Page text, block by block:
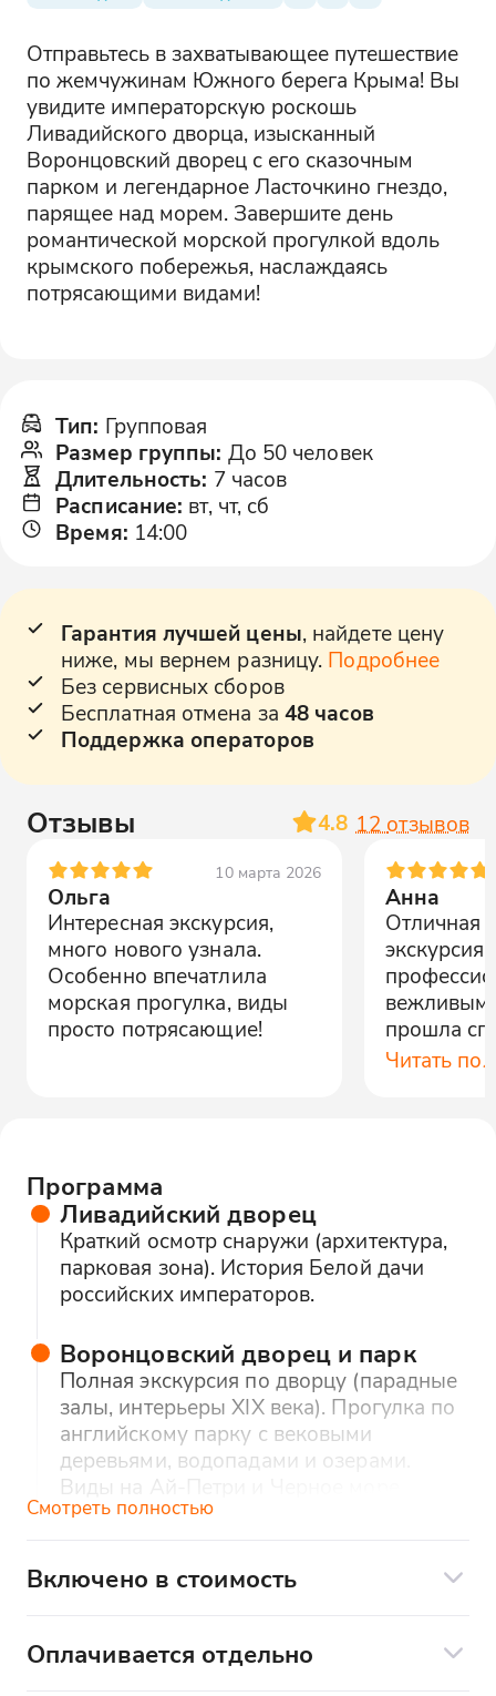
Отправьтесь в захватывающее путешествие
по жемчужинам Южного берега Крыма! Вы
увидите императорскую роскошь
Ливадийского дворца, изысканный
Воронцовский дворец с его сказочным
парком и легендарное Ласточкино гнездо,
парящее над морем. Завершите день
романтической морской прогулкой вдоль
крымского побережья, наслаждаясь
потрясающими видами!
Тип: Групповая
Размер группы: До 50 человек
Длительность: 7 часов
Расписание: вт, чт, сб
Время: 14:00
Гарантия лучшей цены, найдете цену
ниже, мы вернем разницу. Подробнее
Без сервисных сборов
Бесплатная отмена за 48 часов
Поддержка операторов
Отзывы 4.8 12 отзывов
10 марта 2026
Ольга
Интересная экскурсия,
много нового узнала.
Особенно впечатлила
морская прогулка, виды
просто потрясающие!
Анна
Отличная
прошла
интересно.
Читать
Программа
Ливадийский дворец
Краткий осмотр снаружи (архитектура,
парковая зона). История Белой дачи
российских императоров.
Воронцовский дворец и парк
Полная экскурсия по дворцу (парадные
залы, интерьеры XIX века). Прогулка по
английскому парку с вековыми
деревьями, водопадами и озерами.
Виды на Ай-Петри и Черное море.
Подход к замку (50 минут на осмотр).
на замок с воды).
Смотреть полностью
Включено в стоимость
• Сопровождение квалифицированным
Оплачивается отдельно